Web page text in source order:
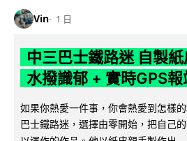
Vin 1 日
中三巴士鐵路迷 自製
水撥識郁 + 實時GPS報
如果你熱愛一件事，你會熱愛到怎樣
巴士鐵路迷，選擇由零開始，把自己